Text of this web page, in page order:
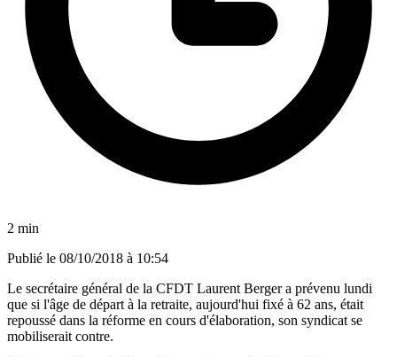
2 min
Publié le 08/10/2018 à 10:54
Le secrétaire général de la CFDT Laurent Berger a prévenu lundi
que si l'âge de départ à la retraite, aujourd'hui fixé à 62 ans, était
repoussé dans la réforme en cours d'élaboration, son syndicat se
mobiliserait contre.